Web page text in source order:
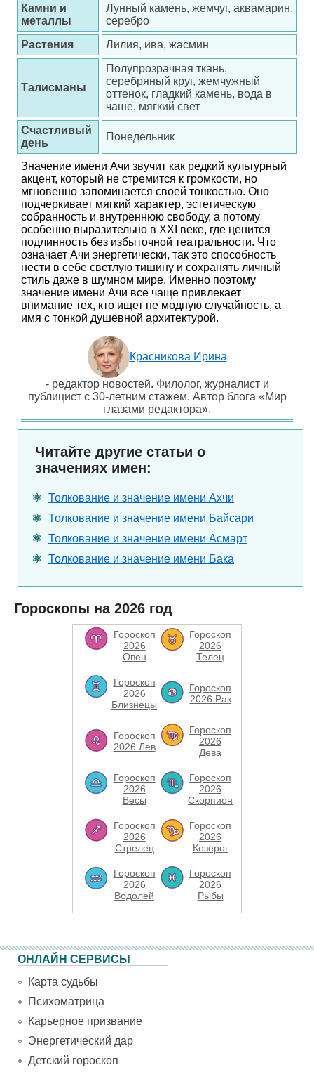
Камни и
металлы
Лунный камень, жемчуг, аквамарин,
серебро
Растения
Лилия, ива, жасмин
Талисманы
Полупрозрачная ткань,
серебряный круг, жемчужный
оттенок, гладкий камень, вода в
чаше, мягкий свет
Счастливый
день
Понедельник
Значение имени Ачи звучит как редкий культурный
акцент, который не стремится к громкости, но
мгновенно запоминается своей тонкостью. Оно
подчеркивает мягкий характер, эстетическую
собранность и внутреннюю свободу, а потому
особенно выразительно в XXI веке, где ценится
подлинность без избыточной театральности. Что
означает Ачи энергетически, так это способность
нести в себе светлую тишину и сохранять личный
стиль даже в шумном мире. Именно поэтому
значение имени Ачи все чаще привлекает
внимание тех, кто ищет не модную случайность, а
имя с тонкой душевной архитектурой.
Красникова Ирина
- редактор новостей. Филолог, журналист и
публицист с 30-летним стажем. Автор блога «Мир
глазами редактора».
Читайте другие статьи о
значениях имен:
Толкование и значение имени Ахчи
Толкование и значение имени Байсари
Толкование и значение имени Асмарт
Толкование и значение имени Бака
Гороскопы на 2026 год
Гороскоп
2026
Овен
Гороскоп
2026
Телец
Гороскоп
2026
Близнецы
Гороскоп
2026 Рак
Гороскоп
2026 Лев
Гороскоп
2026
Дева
Гороскоп
2026
Весы
Гороскоп
2026
Скорпион
Гороскоп
2026
Стрелец
Гороскоп
2026
Козерог
Гороскоп
2026
Водолей
Гороскоп
2026
Рыбы
ОНЛАЙН СЕРВИСЫ
Карта судьбы
Психоматрица
Карьерное призвание
Энергетический дар
Детский гороскоп